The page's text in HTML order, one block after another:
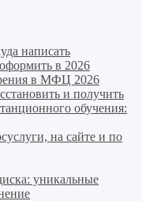
написать
в 2026
в МФЦ 2026
и получить
обучения:
на сайте и по
уникальные